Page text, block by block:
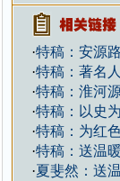
·特稿：安源
·特稿：著名
·特稿：淮河
·特稿：以史
·特稿：为红
·特稿：送温
·夏斐然：送